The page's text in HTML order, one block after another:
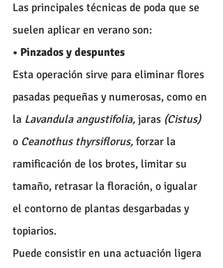
Las principales técnicas de poda que se
suelen aplicar en verano son:
• Pinzados y despuntes
Esta operación sirve para eliminar flores
pasadas pequeñas y numerosas, como en
la Lavandula angustifolia, jaras (Cistus)
o Ceanothus thyrsiflorus, forzar la
ramificación de los brotes, limitar su
tamaño, retrasar la floración, o igualar
el contorno de plantas desgarbadas y
topiarios.
Puede consistir en una actuación ligera